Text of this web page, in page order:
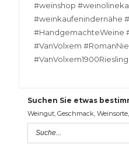
#weinshop
#weinkaufenindernähe
#HandgemachteWeine
#VanVolxem
Suchen Sie etwas
Weingut, Geschmack,